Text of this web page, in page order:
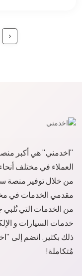
‹
"اخدمني" هي أكبر
العملاء في مختلف
من خلال توفير منصة
مقدمي الخدمات في
من الخدمات التي تُلبي
خدمات السيارات و
ذلك بكثير. انضم إلى
مُتكاملة!